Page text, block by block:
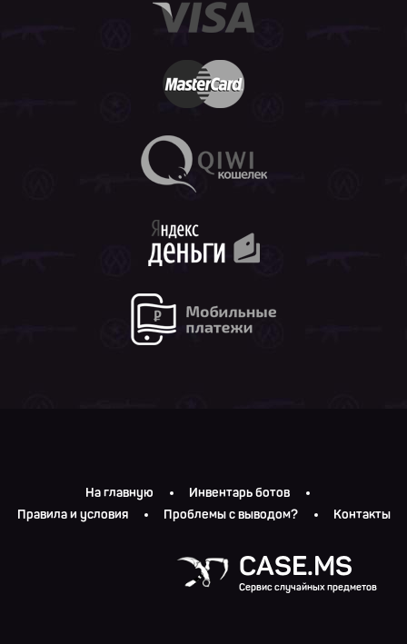
На главную
Инвентарь ботов
Правила и условия
Проблемы с выводом? Контакты
CASE.MS
Сервис случайных предметов